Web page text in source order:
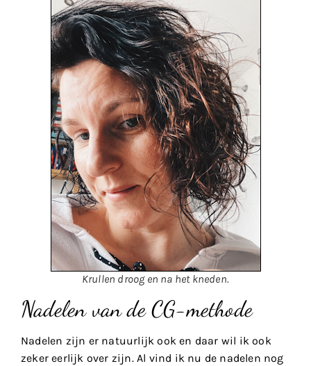
Krullen droog en na het kneden.
Nadelen van de CG-methode
Nadelen zijn er natuurlijk ook en daar wil ik ook
zeker eerlijk over zijn. Al vind ik nu de nadelen nog